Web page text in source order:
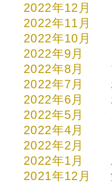
2022年12月
2022年11月
2022年10月
2022年9月
2022年8月
2022年7月
2022年6月
2022年5月
2022年4月
2022年2月
2022年1月
2021年12月